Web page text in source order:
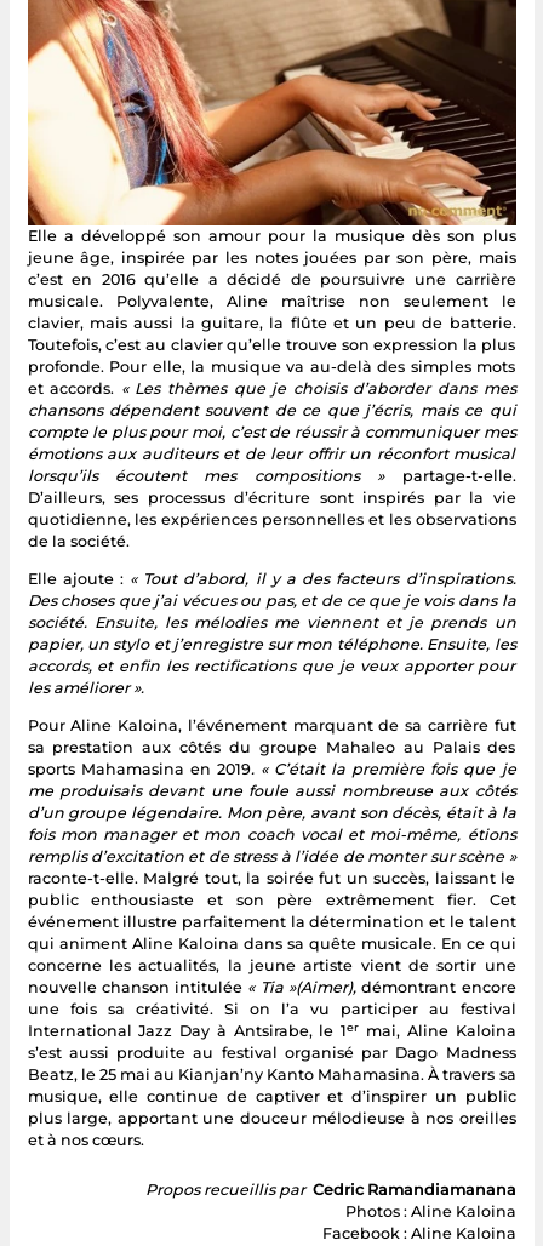
Elle a développé son amour pour la musique dès son plus
jeune âge, inspirée par les notes jouées par son père, mais
c’est en 2016 qu’elle a décidé de poursuivre une carrière
musicale. Polyvalente, Aline maîtrise non seulement le
clavier, mais aussi la guitare, la flûte et un peu de batterie.
Toutefois, c’est au clavier qu’elle trouve son expression la plus
profonde. Pour elle, la musique va au-delà des simples mots
et accords. « Les thèmes que je choisis d’aborder dans mes
chansons dépendent souvent de ce que j’écris, mais ce qui
compte le plus pour moi, c’est de réussir à communiquer mes
émotions aux auditeurs et de leur offrir un réconfort musical
lorsqu’ils écoutent mes compositions »partage-t-elle.
D’ailleurs, ses processus d’écriture sont inspirés par la vie
quotidienne, les expériences personnelles et les observations
de la société.
Elle ajoute : « Tout d’abord, il y a des facteurs d’inspirations.
Des choses que j’ai vécues ou pas, et de ce que je vois dans la
société. Ensuite, les mélodies me viennent et je prends un
papier, un stylo et j’enregistre sur mon téléphone. Ensuite, les
accords, et enfin les rectifications que je veux apporter pour
les améliorer ».
Pour Aline Kaloina, l’événement marquant de sa carrière fut
sa prestation aux côtés du groupe Mahaleo au Palais des
sports Mahamasina en 2019. « C’était la première fois que je
me produisais devant une foule aussi nombreuse aux côtés
d’un groupe légendaire. Mon père, avant son décès, était à la
fois mon manager et mon coach vocal et moi-même, étions
remplis d’excitation et de stress à l’idée de monter sur scène »
raconte-t-elle. Malgré tout, la soirée fut un succès, laissant le
public enthousiaste et son père extrêmement fier. Cet
événement illustre parfaitement la détermination et le talent
qui animent Aline Kaloina dans sa quête musicale. En ce qui
concerne les actualités, la jeune artiste vient de sortir une
nouvelle chanson intitulée « Tia »(Aimer),démontrant encore
une fois sa créativité. Si on l’a vu participer au festival
International Jazz Day à Antsirabe, le 1er
mai, Aline Kaloina
s’est aussi produite au festival organisé par Dago Madness
Beatz, le 25 mai au Kianjan’ny Kanto Mahamasina. À travers sa
musique, elle continue de captiver et d’inspirer un public
plus large, apportant une douceur mélodieuse à nos oreilles
et à nos cœurs.
Propos recueillis par Cedric Ramandiamanana
Photos : Aline Kaloina
Facebook : Aline Kaloina